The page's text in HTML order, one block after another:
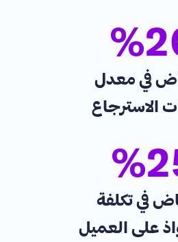
%
في معدل
%
في تكلفة
على العميل